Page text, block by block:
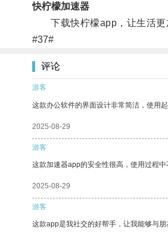
快柠檬加速器
下载快柠檬app，让生活更
#37#
评论
游客
这款办公软件的界面设计非常简洁，使用
2025-08-29
游客
这款加速器app的安全性很高，使用过程
2025-08-29
游客
这款app是我社交的好帮手，让我能够与朋